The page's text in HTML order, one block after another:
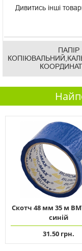
Дивитись інші
ПАПІР
Скотч 48 мм 35 м
синій
31.50 грн.